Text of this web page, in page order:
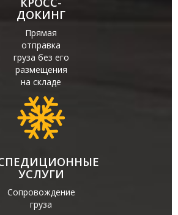
ДОКИНГ
Прямая
отправка
груза без его
размещения
на складе
УСЛУГИ
Сопровождение
груза